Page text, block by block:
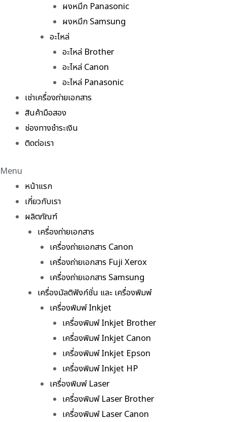
ผงหมึก Panasonic
ผงหมึก Samsung
อะไหล่
อะไหล่ Brother
อะไหล่ Canon
อะไหล่ Panasonic
เช่าเครื่องถ่ายเอกสาร
สินค้ามือสอง
ช่องทางชำระเงิน
ติดต่อเรา
Menu
หน้าแรก
เกี่ยวกับเรา
ผลิตภัณฑ์
เครื่องถ่ายเอกสาร
เครื่องถ่ายเอกสาร Canon
เครื่องถ่ายเอกสาร Fuji Xerox
เครื่องถ่ายเอกสาร Samsung
เครื่องมัลติฟังก์ชั่น และ เครื่องพิมพ์
เครื่องพิมพ์ Inkjet
เครื่องพิมพ์ Inkjet Brother
เครื่องพิมพ์ Inkjet Canon
เครื่องพิมพ์ Inkjet Epson
เครื่องพิมพ์ Inkjet HP
เครื่องพิมพ์ Laser
เครื่องพิมพ์ Laser Brother
เครื่องพิมพ์ Laser Canon